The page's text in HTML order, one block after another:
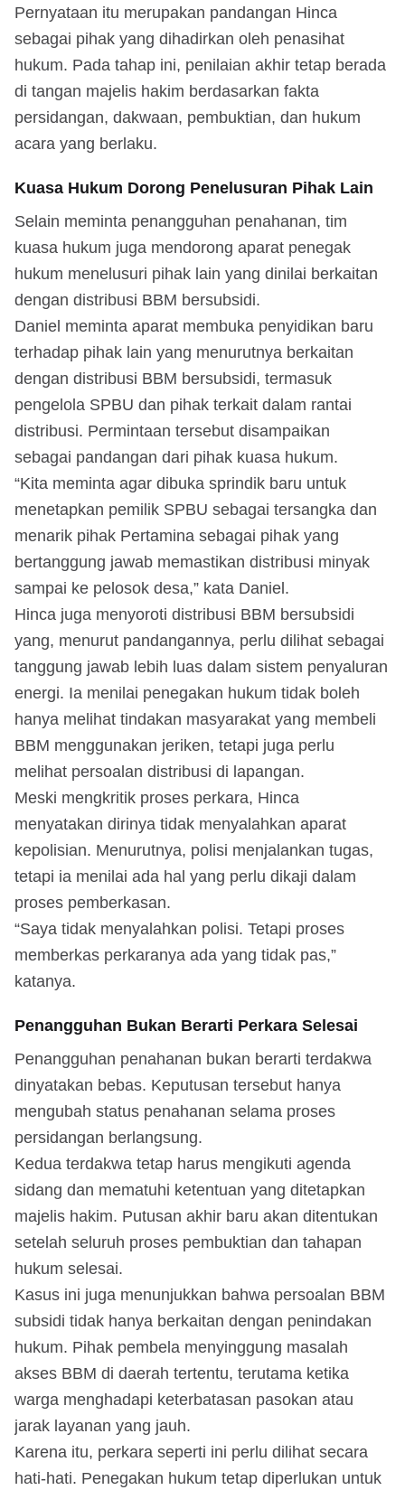
Pernyataan itu merupakan pandangan Hinca
sebagai pihak yang dihadirkan oleh penasihat
hukum. Pada tahap ini, penilaian akhir tetap berada
di tangan majelis hakim berdasarkan fakta
persidangan, dakwaan, pembuktian, dan hukum
acara yang berlaku.
Kuasa Hukum Dorong Penelusuran Pihak Lain
Selain meminta penangguhan penahanan, tim
kuasa hukum juga mendorong aparat penegak
hukum menelusuri pihak lain yang dinilai berkaitan
dengan distribusi BBM bersubsidi.
Daniel meminta aparat membuka penyidikan baru
terhadap pihak lain yang menurutnya berkaitan
dengan distribusi BBM bersubsidi, termasuk
pengelola SPBU dan pihak terkait dalam rantai
distribusi. Permintaan tersebut disampaikan
sebagai pandangan dari pihak kuasa hukum.
“Kita meminta agar dibuka sprindik baru untuk
menetapkan pemilik SPBU sebagai tersangka dan
menarik pihak Pertamina sebagai pihak yang
bertanggung jawab memastikan distribusi minyak
sampai ke pelosok desa,” kata Daniel.
Hinca juga menyoroti distribusi BBM bersubsidi
yang, menurut pandangannya, perlu dilihat sebagai
tanggung jawab lebih luas dalam sistem penyaluran
energi. Ia menilai penegakan hukum tidak boleh
hanya melihat tindakan masyarakat yang membeli
BBM menggunakan jeriken, tetapi juga perlu
melihat persoalan distribusi di lapangan.
Meski mengkritik proses perkara, Hinca
menyatakan dirinya tidak menyalahkan aparat
kepolisian. Menurutnya, polisi menjalankan tugas,
tetapi ia menilai ada hal yang perlu dikaji dalam
proses pemberkasan.
“Saya tidak menyalahkan polisi. Tetapi proses
memberkas perkaranya ada yang tidak pas,”
katanya.
Penangguhan Bukan Berarti Perkara Selesai
Penangguhan penahanan bukan berarti terdakwa
dinyatakan bebas. Keputusan tersebut hanya
mengubah status penahanan selama proses
persidangan berlangsung.
Kedua terdakwa tetap harus mengikuti agenda
sidang dan mematuhi ketentuan yang ditetapkan
majelis hakim. Putusan akhir baru akan ditentukan
setelah seluruh proses pembuktian dan tahapan
hukum selesai.
Kasus ini juga menunjukkan bahwa persoalan BBM
subsidi tidak hanya berkaitan dengan penindakan
hukum. Pihak pembela menyinggung masalah
akses BBM di daerah tertentu, terutama ketika
warga menghadapi keterbatasan pasokan atau
jarak layanan yang jauh.
Karena itu, perkara seperti ini perlu dilihat secara
hati-hati. Penegakan hukum tetap diperlukan untuk